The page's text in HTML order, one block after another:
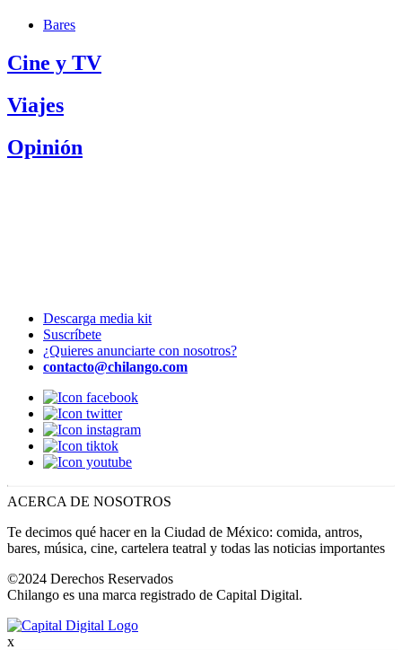
Bares
Cine y TV
Viajes
Opinión
Descarga media kit
Suscríbete
¿Quieres anunciarte con nosotros?
contacto@chilango.com
ACERCA DE NOSOTROS
Te decimos qué hacer en la Ciudad de México: comida, antros,
bares, música, cine, cartelera teatral y todas las noticias importantes
©2024 Derechos Reservados
Chilango es una marca registrado de Capital Digital.
x